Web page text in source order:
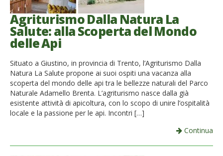
Agriturismo Dalla Natura La
Salute: alla Scoperta del Mondo
delle Api
Situato a Giustino, in provincia di Trento, l’Agriturismo Dalla
Natura La Salute propone ai suoi ospiti una vacanza alla
scoperta del mondo delle api tra le bellezze naturali del Parco
Naturale Adamello Brenta. L’agriturismo nasce dalla già
esistente attività di apicoltura, con lo scopo di unire l’ospitalità
locale e la passione per le api. Incontri […]
Continua